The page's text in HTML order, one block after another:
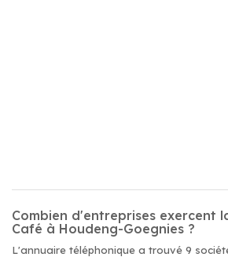
Combien d'entreprises exercent
Café à Houdeng-Goegnies ?
L'annuaire téléphonique a trouvé 9